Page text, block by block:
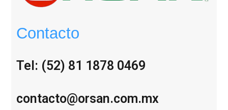
Contacto
Tel: (52) 81 1878 0469
contacto@orsan.com.mx